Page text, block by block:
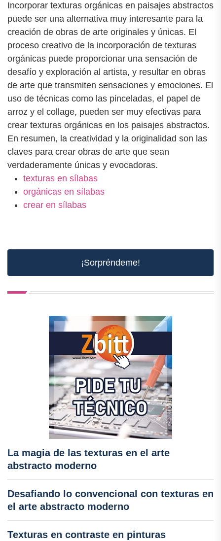
Incorporar texturas orgánicas en paisajes abstractos
puede ser una alternativa muy interesante para la
creación de obras de arte originales y únicas. El
proceso creativo de la incorporación de texturas
orgánicas puede proporcionar una sensación de
desafío y exploración al artista, y resultar en obras
de arte que transmiten sensaciones y emociones. El
uso de técnicas como las pinceladas, el papel de
arroz y el collage, pueden ser muy efectivas para
crear texturas orgánicas en los paisajes abstractos.
En resumen, la creatividad y la originalidad son las
claves para crear obras de arte que sean
verdaderamente únicas y evocadoras.
texturas en sílabas
orgánicas en sílabas
crear en sílabas
¡Sorpréndeme!
La magia de las texturas en el arte
abstracto moderno
Desafiando lo convencional con texturas en
el arte abstracto moderno
Texturas en contraste en pinturas